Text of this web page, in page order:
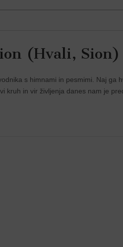
(Hvali, Sion)
s himnami in pesmimi. Naj ga
kruh in vir življenja danes nam je